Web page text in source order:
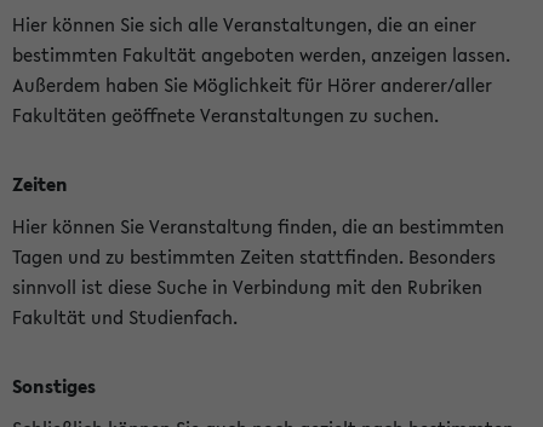
Hier können Sie sich alle Veranstaltungen, die an einer
bestimmten Fakultät angeboten werden, anzeigen lassen.
Außerdem haben Sie Möglichkeit für Hörer anderer/aller
Fakultäten geöffnete Veranstaltungen zu suchen.
Zeiten
Hier können Sie Veranstaltung finden, die an bestimmten
Tagen und zu bestimmten Zeiten stattfinden. Besonders
sinnvoll ist diese Suche in Verbindung mit den Rubriken
Fakultät und Studienfach.
Sonstiges